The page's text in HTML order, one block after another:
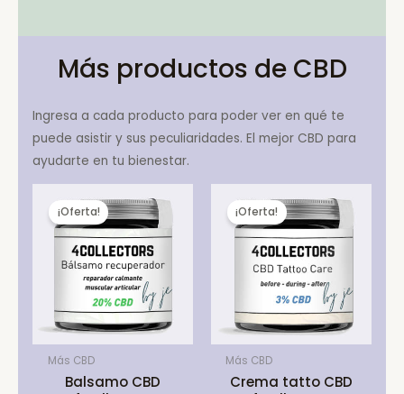
Más productos de CBD
Ingresa a cada producto para poder ver en qué te
puede asistir y sus peculiaridades. El mejor CBD para
ayudarte en tu bienestar.
¡Oferta!
Más CBD
Balsamo CBD
¡Oferta!
Más CBD
Crema tatto CBD